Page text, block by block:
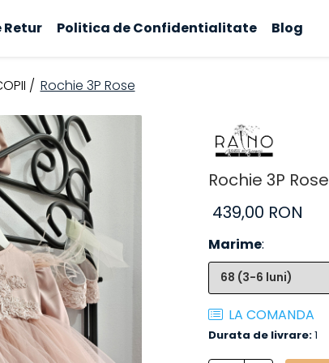
Retur Politica de Confidentialitate Blog
/ Rochie 3P Rose
Rochie 3P Rose
439,00 RON
Marime:
LA COMANDA
Durata de livrare:1